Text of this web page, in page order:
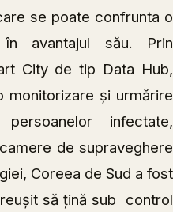
se poate confrunta o
în avantajul său. Prin
City de tip Data Hub,
monitorizare și urmărire
infectate,
de supraveghere
Coreea de Sud a fost
să țină sub control